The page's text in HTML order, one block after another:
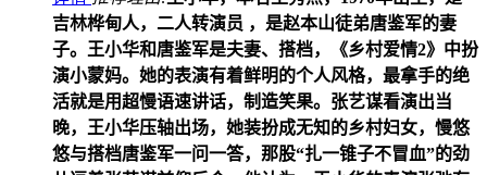
吉林桦甸人，二人转演员 ，是赵本山徒弟唐鉴军的妻
子。王小华和唐鉴军是夫妻、搭档，《乡村爱情2》中扮
演小蒙妈。她的表演有着鲜明的个人风格，最拿手的绝
活就是用超慢语速讲话，制造笑果。张艺谋看演出当
晚，王小华压轴出场，她装扮成无知的乡村妇女，慢悠
悠与搭档唐鉴军一问一答，那股“扎一锥子不冒血”的劲